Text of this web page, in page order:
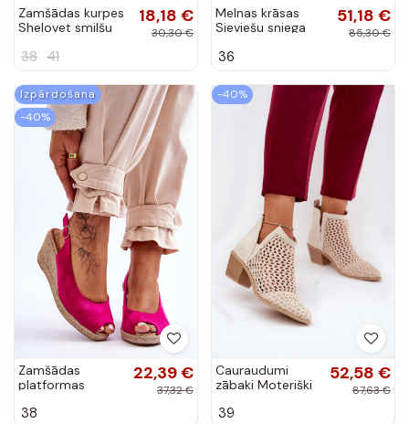
Zamšādas kurpes
Shelovet smilšu
18,18 €
30,30 €
38 41
Melnas krāsas
Sieviešu sniega
kažokādu Shelovet
51,18 €
85,30 €
36
Izpārdošana
-40%
Zamšādas
platformas
krāsas Elsie
22,39 €
37,32 €
38
-40%
Cauraudumi
zābaki Moteriški
izgriezumiem
52,58 €
87,63 €
39